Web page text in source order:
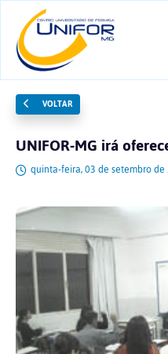
VOLTAR
UNIFOR-MG irá
quinta-feira, 03 de setembro de